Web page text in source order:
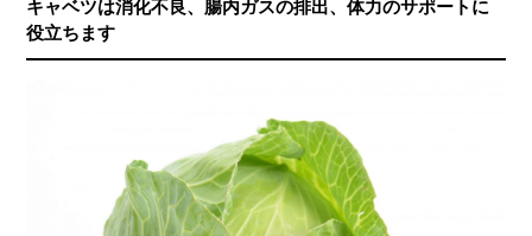
キャベツは消化不良、腸内ガスの排出、体力のサポートに
役立ちます